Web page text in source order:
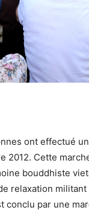
ont effectué
2012. Cette
bouddhiste
relaxation
conclu par une